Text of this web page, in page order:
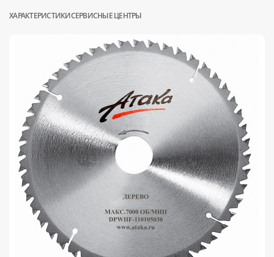
ХАРАКТЕРИСТИКИСЕРВИСНЫЕ ЦЕНТРЫ